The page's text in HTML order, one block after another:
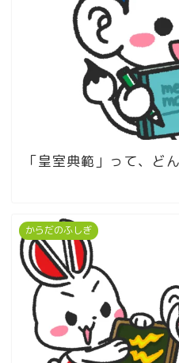
「皇室典範」って、ど
からだのふしぎ